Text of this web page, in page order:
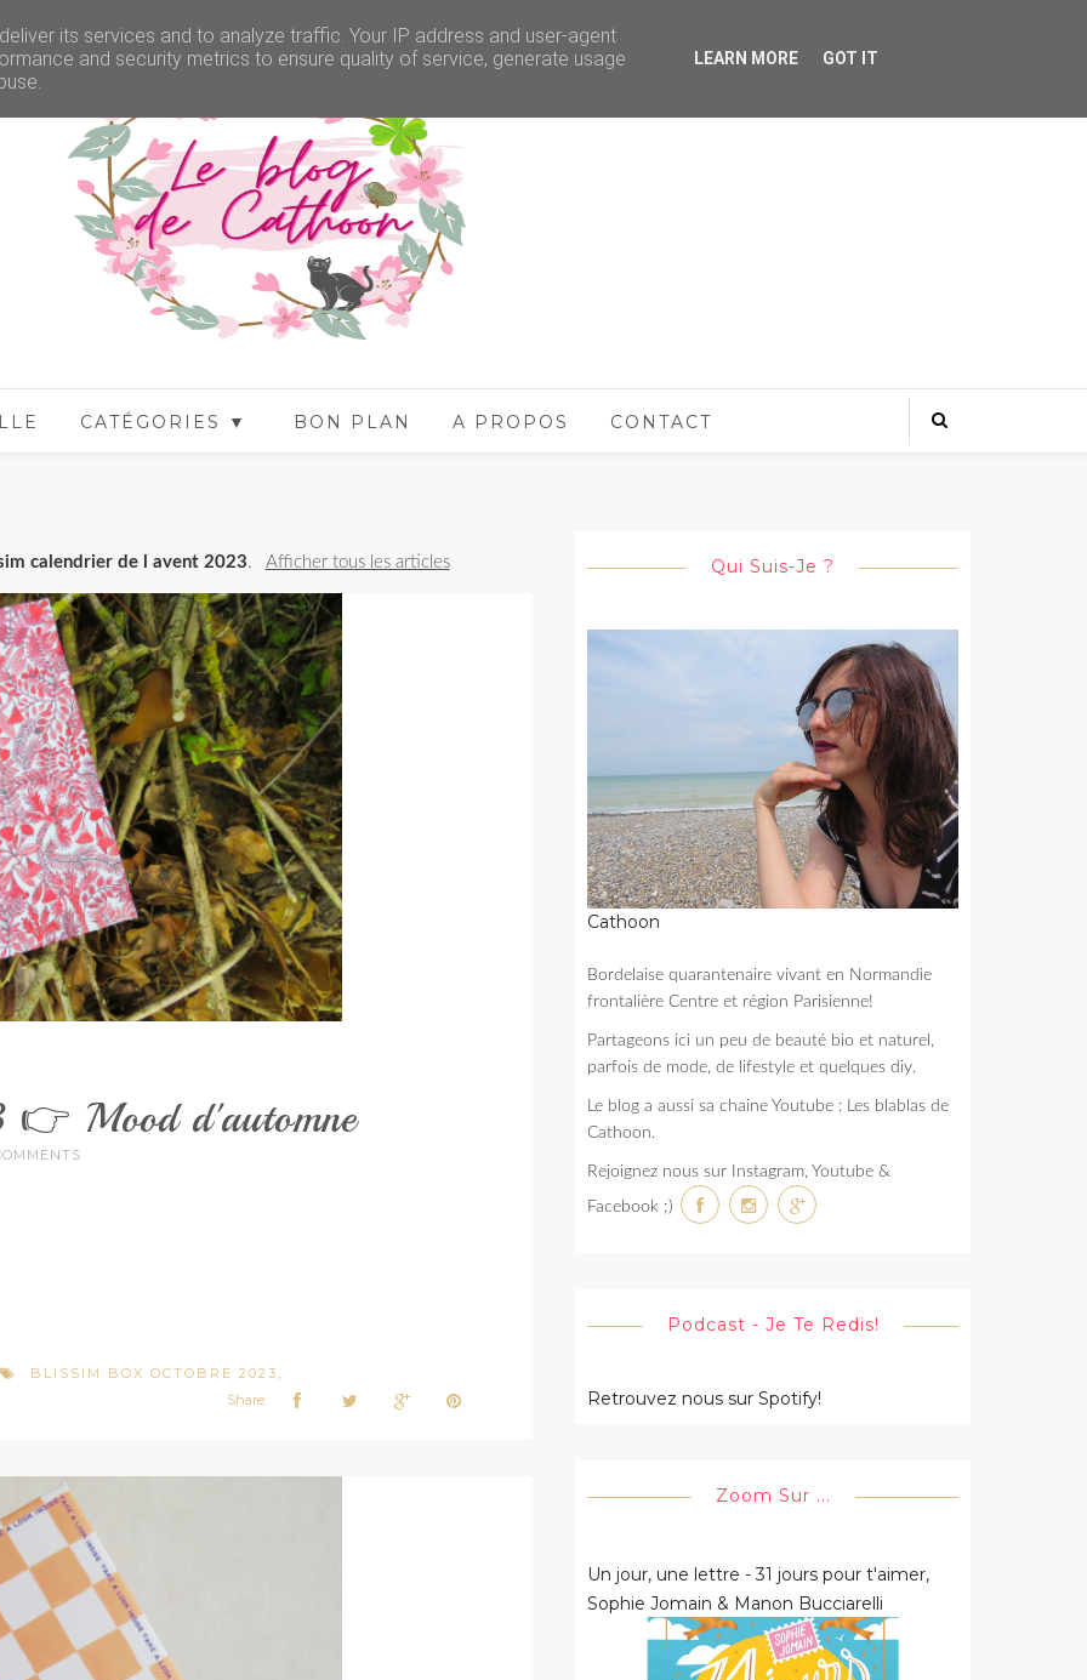
CATÉGORIES ▼ BON PLAN A PROPOS CONTACT
calendrier de l avent 2023. Afficher tous les articles
Mood d'automne
BLISSIM BOX OCTOBRE 2023,
Share:
Qui Suis-Je ?
Cathoon
Bordelaise quarantenaire vivant en Normandie
frontalière Centre et région Parisienne!
Partageons ici un peu de beauté bio et naturel,
parfois de mode, de lifestyle et quelques diy.
Le blog a aussi sa chaine Youtube : Les blablas de
Cathoon.
Rejoignez nous sur Instagram, Youtube &
Facebook ;)
Podcast - Je Te Redis!
Retrouvez nous sur Spotify!
Zoom Sur ...
Un jour, une lettre - 31 jours pour t'aimer,
Sophie Jomain & Manon Bucciarelli
its services and to analyze traffic. Your IP address and user-agent
and security metrics to ensure quality of service, generate usage
LEARN MORE GOT IT